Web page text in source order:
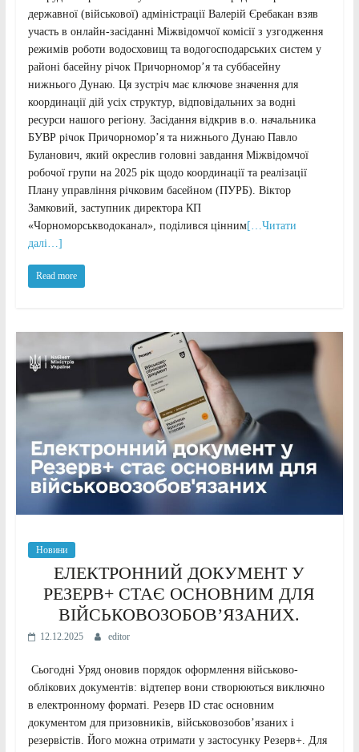
державної (військової) адміністрації Валерій Єребакан взяв
участь в онлайн-засіданні Міжвідомчої комісії з узгодження
режимів роботи водосховищ та водогосподарських систем у
районі басейну річок Причорномор’я та суббасейну
нижнього Дунаю. Ця зустріч має ключове значення для
координації дій усіх структур, відповідальних за водні
ресурси нашого регіону. Засідання відкрив в.о. начальника
БУВР річок Причорномор’я та нижнього Дунаю Павло
Буланович, який окреслив головні завдання Міжвідомчої
робочої групи на 2025 рік щодо координації та реалізації
Плану управління річковим басейном (ПУРБ). Віктор
Замковий, заступник директора КП
«Чорноморськводоканал», поділився цінним[…Читати
далі…]
Read more
Новини
ЕЛЕКТРОННИЙ ДОКУМЕНТ У
РЕЗЕРВ+ СТАЄ ОСНОВНИМ ДЛЯ
ВІЙСЬКОВОЗОБОВ’ЯЗАНИХ.
12.12.2025 editor
Сьогодні Уряд оновив порядок оформлення військово-
облікових документів: відтепер вони створюються виключно
в електронному форматі. Резерв ID стає основним
документом для призовників, військовозобов’язаних і
резервістів. Його можна отримати у застосунку Резерв+. Для